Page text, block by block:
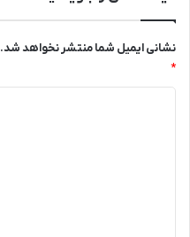
نشانی ایمیل شما منتشر نخواهد شد.
*